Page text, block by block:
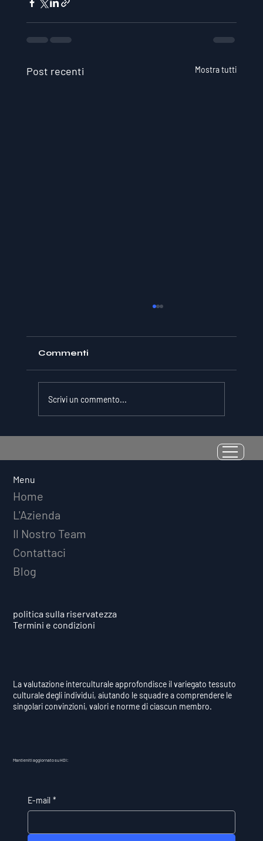
Post recenti Mostra tutti
Misurabile: Perché il Quoziente di
Commenti
Scrivi un commento...
Menu
Home
L'Azienda
Il Nostro Team
Contattaci
Blog
politica sulla riservatezza
Termini e condizioni
La valutazione interculturale approfondisce il variegato tessuto
culturale degli individui, aiutando le squadre a comprendere le
singolari convinzioni, valori e norme di ciascun membro.
Mantieniti aggiornato su HDI:
E-mail *